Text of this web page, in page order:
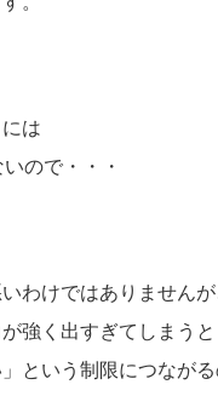
は
ので・・・
わけではありませんが
強く出すぎてしまうと
」という制限につなが